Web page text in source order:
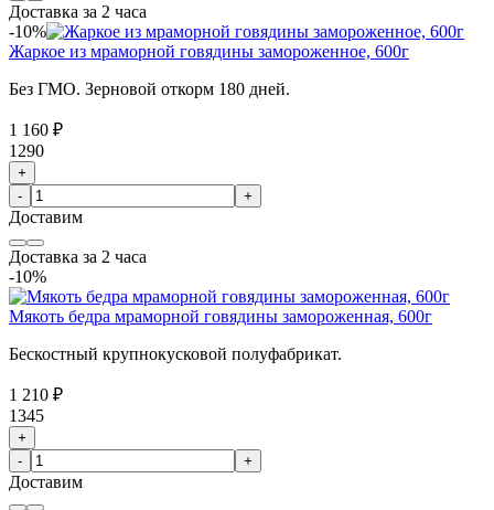
Доставка за 2 часа
-10%
Жаркое из мраморной говядины замороженное, 600г
Без ГМО. Зерновой откорм 180 дней.
1 160 ₽
1290
+
-
+
Доставим
Доставка за 2 часа
-10%
Мякоть бедра мраморной говядины замороженная, 600г
Бескостный крупнокусковой полуфабрикат.
1 210 ₽
1345
+
-
+
Доставим